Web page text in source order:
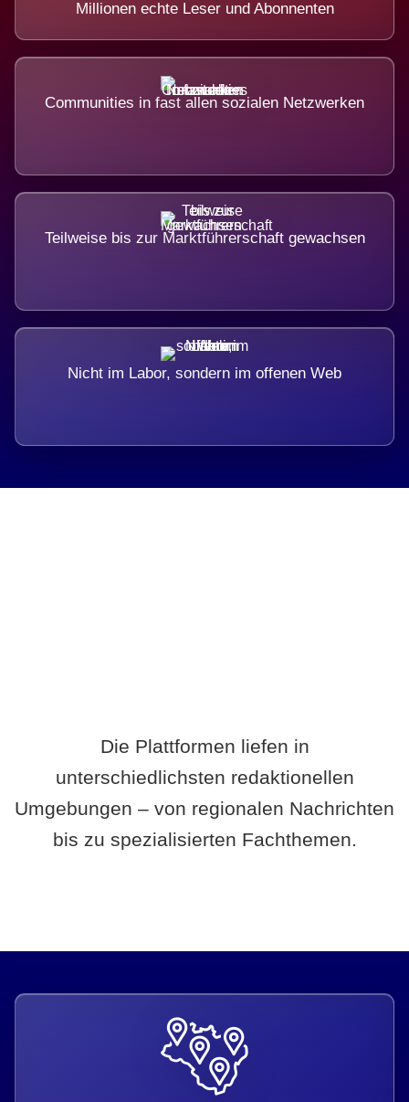
Millionen echte Leser und Abonnenten
Communities in fast allen sozialen Netzwerken
Teilweise bis zur Marktführerschaft gewachsen
Nicht im Labor, sondern im offenen Web
Die Plattformen liefen in
unterschiedlichsten redaktionellen
Umgebungen – von regionalen Nachrichten
bis zu spezialisierten Fachthemen.